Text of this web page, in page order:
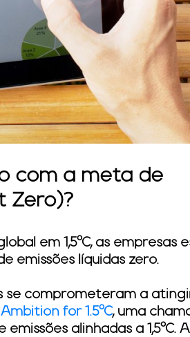
com a meta de
Zero)?
em 1,5°C, as empresas
emissões líquidas zero.
se comprometeram a
for 1.5°C, uma
alinhadas a 1,5°C. A